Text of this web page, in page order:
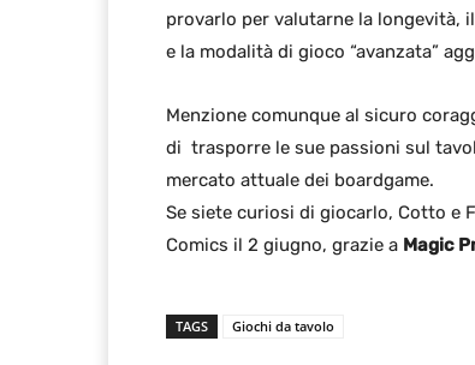
provarlo per valutarne la longevità,
e la modalità di gioco “avanzata”
Menzione comunque al sicuro
di trasporre le sue passioni sul
mercato attuale dei boardgame.
Se siete curiosi di giocarlo, Cotto e
Comics il 2 giugno, grazie a Magic
TAGS Giochi da tavolo